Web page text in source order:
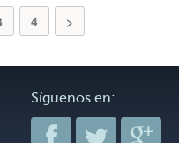
4 >
Síguenos en: